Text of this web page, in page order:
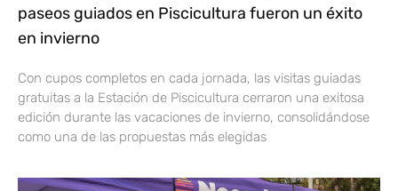
paseos guiados en Piscicultura fueron un éxito
en invierno
Con cupos completos en cada jornada, las visitas guiadas
gratuitas a la Estación de Piscicultura cerraron una exitosa
edición durante las vacaciones de invierno, consolidándose
como una de las propuestas más elegidas